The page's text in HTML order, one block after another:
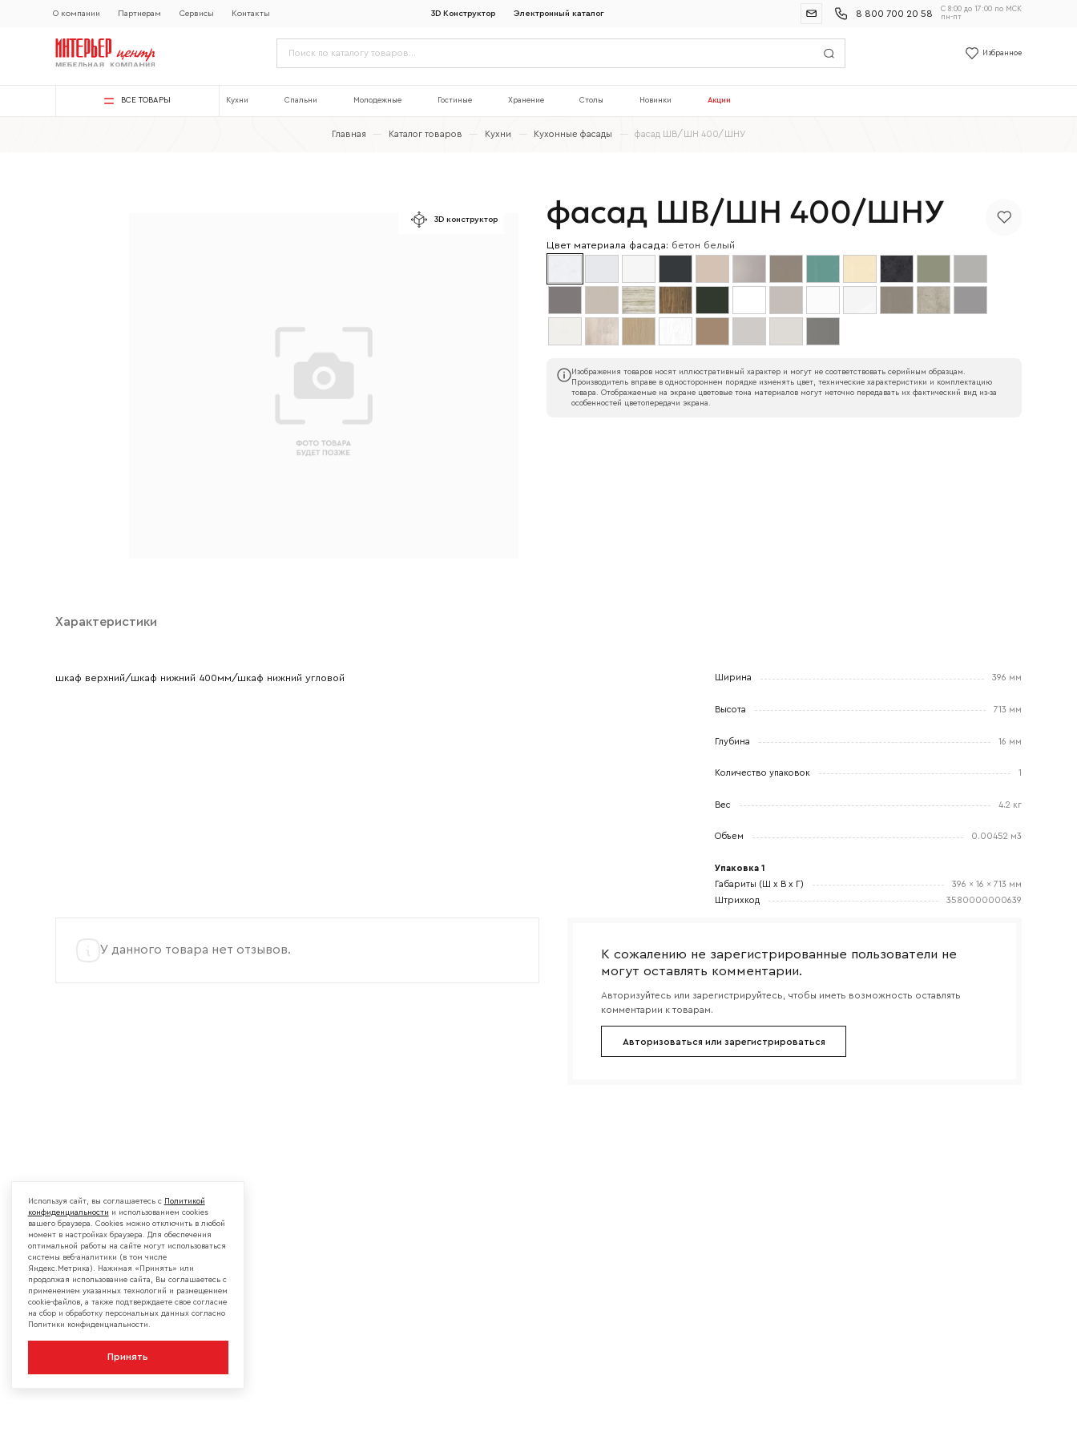
О компании Партнерам Сервисы Контакты 3D Конструктор Электронный каталог 8 800 700 20 58
С 8:00 до 17:00 по МСК
пн-пт
Избранное
ВСЕ ТОВАРЫ Кухни Спальни Молодежные Гостиные Хранение Столы Новинки Акции
Главная — Каталог товаров — Кухни — Кухонные фасады — фасад ШВ/ШН 400/ШНУ
3D конструктор фасад ШВ/ШН 400/ШНУ
Цвет материала фасада: бетон белый
Изображения товаров носят иллюстративный характер и могут не соответствовать серийным образцам.
Производитель вправе в одностороннем порядке изменять цвет, технические характеристики и комплектацию
товара. Отображаемые на экране цветовые тона материалов могут неточно передавать их фактический вид из‑за
особенностей цветопередачи экрана.
Характеристики
шкаф верхний/шкаф нижний 400мм/шкаф нижний угловой Ширина 396 мм
Высота 713 мм
Глубина 16 мм
Количество упаковок 1
Вес 4.2 кг
Объем 0.00452 м3
Упаковка 1
Габариты (Ш x В x Г)
396 x 16 x 713 мм
Штрихкод
3580000000639
У данного товара нет отзывов.
К сожалению не зарегистрированные пользователи не
могут оставлять комментарии.
Авторизуйтесь или зарегистрируйтесь, чтобы иметь возможность оставлять
комментарии к товарам.
Авторизоваться или зарегистрироваться
Ваш email
Используя сайт, вы соглашаетесь с Политикой
конфиденциальности и использованием cookies
вашего браузера. Cookies можно отключить в любой
момент в настройках браузера. Для обеспечения
оптимальной работы на сайте могут использоваться
системы веб-аналитики (в том числе
Яндекс.Метрика). Нажимая «Принять» или
продолжая использование сайта, Вы соглашаетесь с
применением указанных технологий и размещением
cookie-файлов, а также подтверждаете свое согласие
на сбор и обработку персональных данных согласно
Политики конфиденциальности.
Принять